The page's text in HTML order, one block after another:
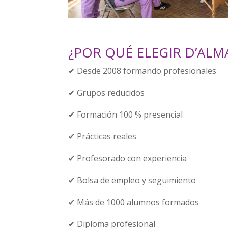
¿POR QUÉ ELEGIR
✔ Desde 2008 formando profesionales
✔ Grupos reducidos
✔ Formación 100 % presencial
✔ Prácticas reales
✔ Profesorado con experiencia
✔ Bolsa de empleo y seguimiento
✔ Más de 1000 alumnos formados
✔ Diploma profesional